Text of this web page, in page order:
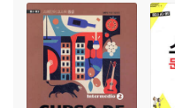
· Temas y Actividades 100
· Vocabulario y
· Gramatica y Ejercicios 112
LECCION6 ¿Como es tu